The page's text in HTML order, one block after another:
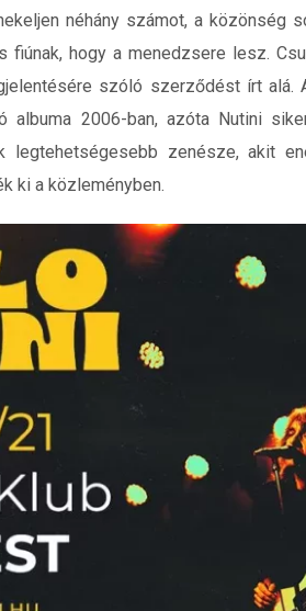
néhány számot, a közönség
fiúnak, hogy a menedzsere lesz.
szóló szerződést írt alá.
albuma 2006-ban, azóta Nutini
legtehetségesebb zenésze, akit
ki a közleményben.